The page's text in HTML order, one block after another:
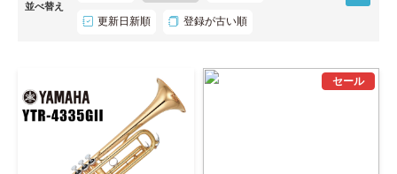
並べ替え
更新日新順 登録が古い順
セール